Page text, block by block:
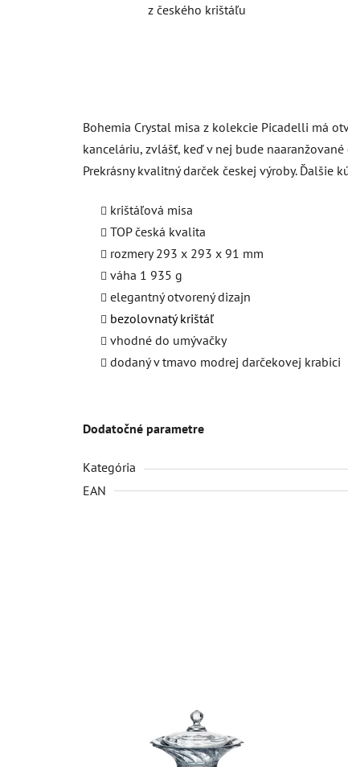
z českého krištáľu
Bohemia Crystal misa z kolekcie Picadelli má
kanceláriu, zvlášť, keď v nej bude
Prekrásny kvalitný darček českej výroby. Ďalšie
krištáľová misa
TOP česká kvalita
rozmery 293 x 293 x 91 mm
váha 1 935 g
elegantný otvorený dizajn
bezolovnatý krištáľ
vhodné do umývačky
dodaný v tmavo modrej darčekovej krabici
Dodatočné parametre
Kategória
EAN